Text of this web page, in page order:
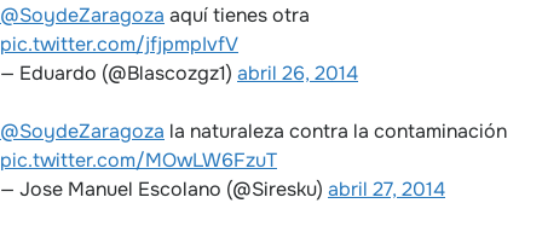
@SoydeZaragoza aquí tienes otra
pic.twitter.com/jfjpmpIvfV
— Eduardo (@Blascozgz1) abril 26, 2014
@SoydeZaragoza la naturaleza contra la contaminación
pic.twitter.com/MOwLW6FzuT
— Jose Manuel Escolano (@Siresku) abril 27, 2014